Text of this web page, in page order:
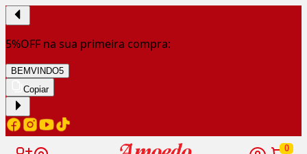
5%OFF na sua primeira compra:
BEMVINDO5
Copiar
0